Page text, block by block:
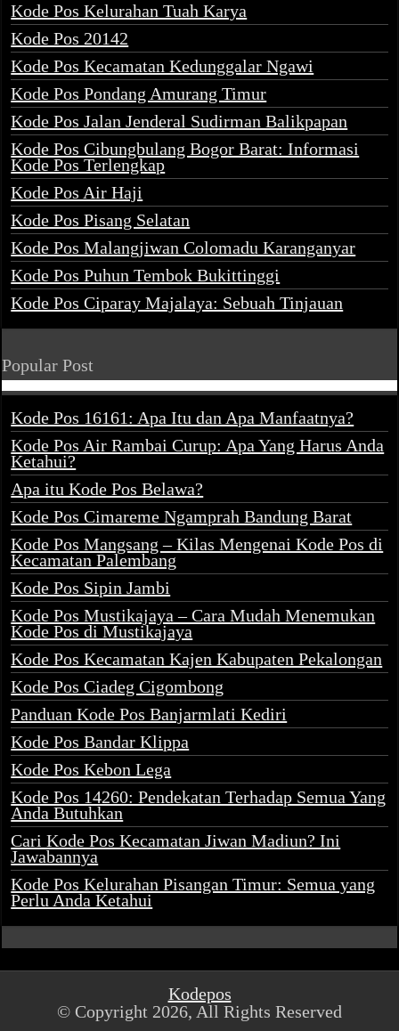
Kode Pos Kelurahan Tuah Karya
Kode Pos 20142
Kode Pos Kecamatan Kedunggalar Ngawi
Kode Pos Pondang Amurang Timur
Kode Pos Jalan Jenderal Sudirman Balikpapan
Kode Pos Cibungbulang Bogor Barat: Informasi
Kode Pos Terlengkap
Kode Pos Air Haji
Kode Pos Pisang Selatan
Kode Pos Malangjiwan Colomadu Karanganyar
Kode Pos Puhun Tembok Bukittinggi
Kode Pos Ciparay Majalaya: Sebuah Tinjauan
Popular Post
Kode Pos 16161: Apa Itu dan Apa Manfaatnya?
Kode Pos Air Rambai Curup: Apa Yang Harus Anda
Ketahui?
Apa itu Kode Pos Belawa?
Kode Pos Cimareme Ngamprah Bandung Barat
Kode Pos Mangsang – Kilas Mengenai Kode Pos di
Kecamatan Palembang
Kode Pos Sipin Jambi
Kode Pos Mustikajaya – Cara Mudah Menemukan
Kode Pos di Mustikajaya
Kode Pos Kecamatan Kajen Kabupaten Pekalongan
Kode Pos Ciadeg Cigombong
Panduan Kode Pos Banjarmlati Kediri
Kode Pos Bandar Klippa
Kode Pos Kebon Lega
Kode Pos 14260: Pendekatan Terhadap Semua Yang
Anda Butuhkan
Cari Kode Pos Kecamatan Jiwan Madiun? Ini
Jawabannya
Kode Pos Kelurahan Pisangan Timur: Semua yang
Perlu Anda Ketahui
Kodepos
© Copyright 2026, All Rights Reserved